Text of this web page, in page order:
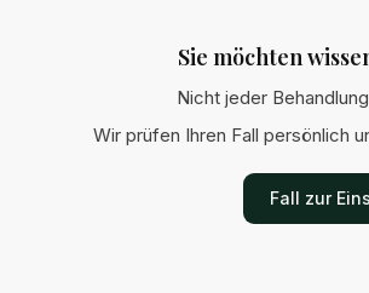
Sie möchten
Nicht jeder
Wir prüfen Ihren Fall persönlich
Fall zur